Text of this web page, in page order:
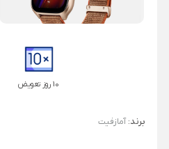
10 روز تعویض
برند:آمازفیت